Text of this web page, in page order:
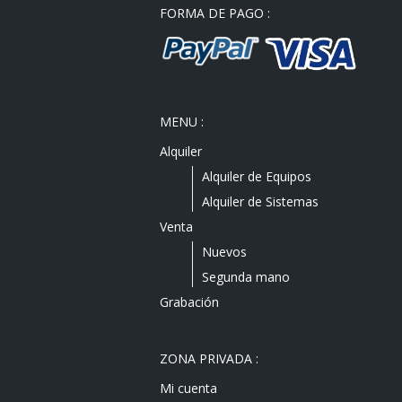
FORMA DE PAGO :
MENU :
Alquiler
Alquiler de Equipos
Alquiler de Sistemas
Venta
Nuevos
Segunda mano
Grabación
ZONA PRIVADA :
Mi cuenta